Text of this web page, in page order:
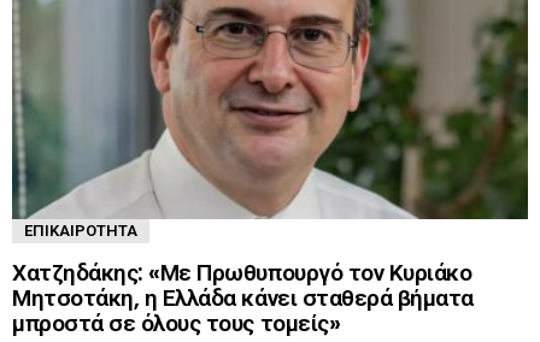
ΕΠΙΚΑΙΡΌΤΗΤΑ
Χατζηδάκης: «Με Πρωθυπουργό τον Κυριάκο
Μητσοτάκη, η Ελλάδα κάνει σταθερά βήματα
μπροστά σε όλους τους τομείς»